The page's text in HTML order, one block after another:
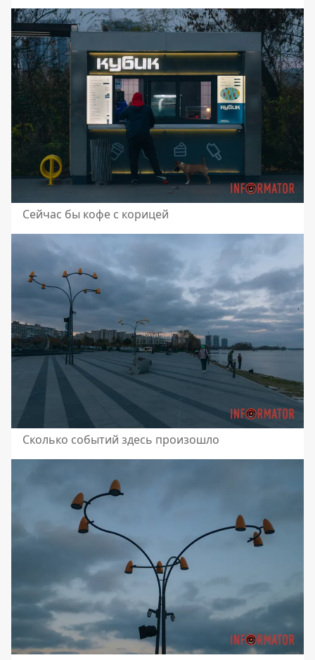
Сейчас бы кофе с корицей
Сколько событий здесь произошло